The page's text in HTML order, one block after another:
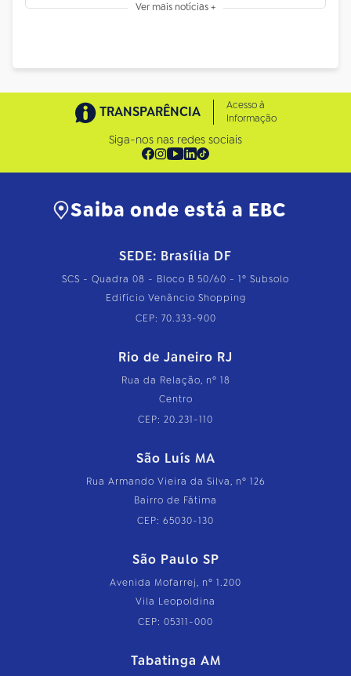
Ver mais notícias +
TRANSPARÊNCIA
Acesso à
Informação
Siga-nos nas redes sociais
Saiba onde está a EBC
SEDE: Brasília DF
SCS - Quadra 08 - Bloco B 50/60 - 1º Subsolo
Edifício Venâncio Shopping
CEP: 70.333-900
Rio de Janeiro RJ
Rua da Relação, nº 18
Centro
CEP: 20.231-110
São Luís MA
Rua Armando Vieira da Silva, nº 126
Bairro de Fátima
CEP: 65030-130
São Paulo SP
Avenida Mofarrej, nº 1.200
Vila Leopoldina
CEP: 05311-000
Tabatinga AM